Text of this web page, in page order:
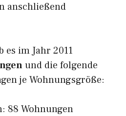
anschließend
es im Jahr 2011
und die folgende
je Wohnungsgröße:
88 Wohnungen